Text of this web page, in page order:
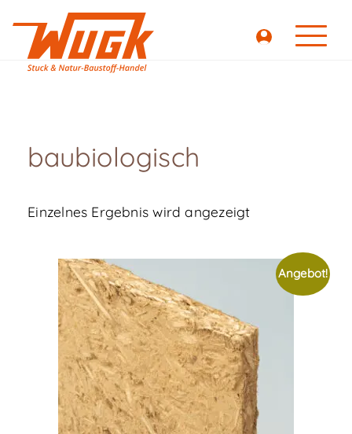
baubiologisch
Einzelnes Ergebnis wird angezeigt
Angebot!